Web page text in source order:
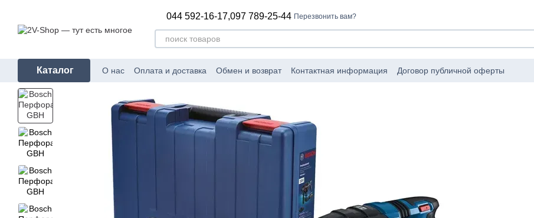
044 592-16-17,097 789-25-44 Перезвонить вам?
Каталог О нас Оплата и доставка Обмен и возврат Контактная информация Договор публичной оферты